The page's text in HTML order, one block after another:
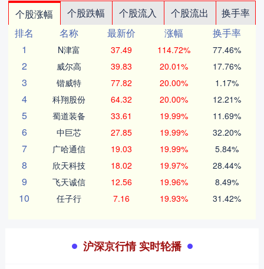
个股涨幅 个股跌幅 个股流入 个股流出
换手率
排名
名称 最新价 涨幅
换手率
1
N津富 37.49 114.72% 77.46%
2 威尔高 39.83 20.01% 17.76%
3 锴威特 77.82 20.00% 1.17%
4 科翔股份 64.32 20.00% 12.21%
5 蜀道装备 33.61 19.99% 11.69%
6 中巨芯 27.85 19.99% 32.20%
7 广哈通信 19.03 19.99% 5.84%
8 欣天科技 18.02 19.97% 28.44%
9 飞天诚信 12.56 19.96% 8.49%
10 任子行 7.16 19.93% 31.42%
沪深京行情 实时轮播